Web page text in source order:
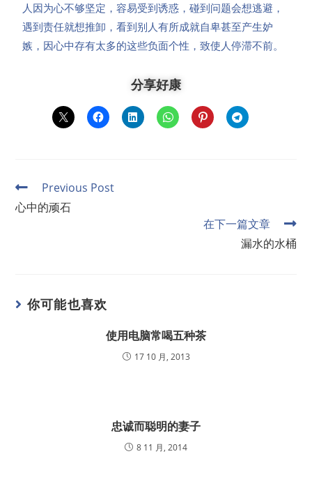
人因为心不够坚定，容易受到诱惑，碰到问题会想逃避，
遇到责任就想推卸，看到别人有所成就自卑甚至产生妒
嫉，因心中存有太多的这些负面个性，致使人停滞不前。
分享好康
Previous Post
心中的顽石
在下一篇文章
漏水的水桶
你可能也喜欢
使用电脑常喝五种茶
17 10 月, 2013
忠诚而聪明的妻子
8 11 月, 2014